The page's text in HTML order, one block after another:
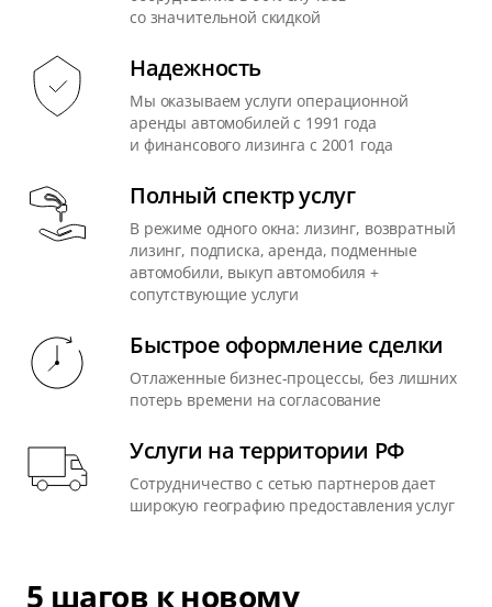
со значительной скидкой
Надежность
Мы оказываем услуги операционной
аренды автомобилей с 1991 года
и финансового лизинга с 2001 года
Полный спектр услуг
В режиме одного окна: лизинг, возвратный
лизинг, подписка, аренда, подменные
автомобили, выкуп автомобиля +
сопутствующие услуги
Быстрое оформление сделки
Отлаженные бизнес-процессы, без лишних
потерь времени на согласование
Услуги на территории РФ
Сотрудничество с сетью партнеров дает
широкую географию предоставления услуг
5 шагов к новому